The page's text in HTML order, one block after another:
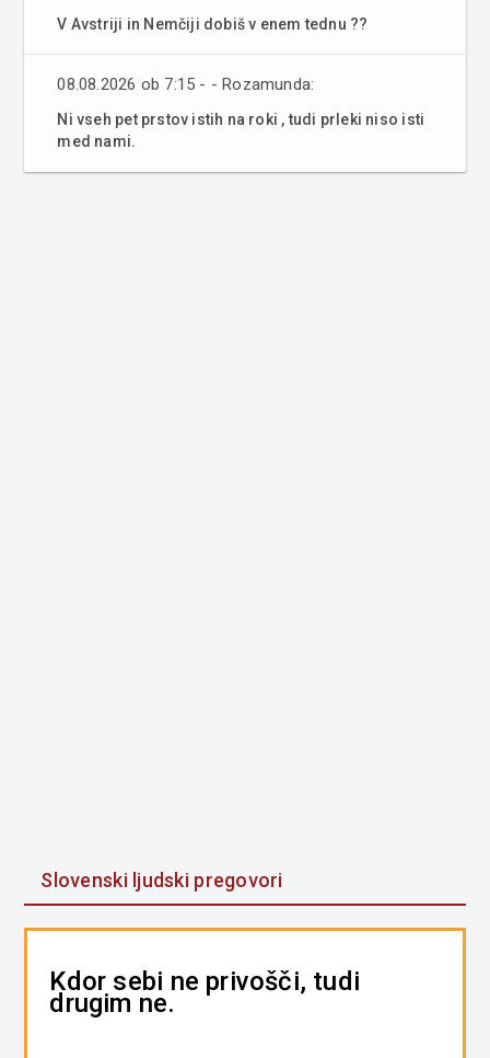
V Avstriji in Nemčiji dobiš v enem tednu ??
08.08.2026 ob 7:15 - - Rozamunda:
Ni vseh pet prstov istih na roki , tudi prleki niso isti
med nami.
Slovenski ljudski pregovori
Kdor sebi ne privošči, tudi
drugim ne.